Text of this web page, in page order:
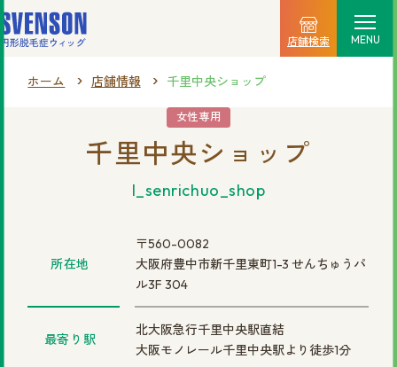
店舗検索 MENU
料金プラン
ホーム 店舗情報 千里中央ショップ
女性専用
千里中央ショップ
l_senrichuo_shop
所在地
〒560-0082
大阪府豊中市新千里東町1-3 せんちゅうパ
ル3F 304
最寄り駅
北大阪急行千里中央駅直結
大阪モノレール千里中央駅より徒歩1分